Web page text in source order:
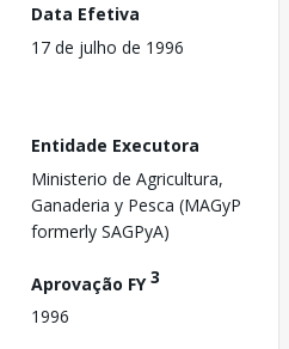
Data Efetiva
17 de julho de 1996
Entidade Executora
Ministerio de Agricultura,
Ganaderia y Pesca (MAGyP
formerly SAGPyA)
Aprovação FY3
1996